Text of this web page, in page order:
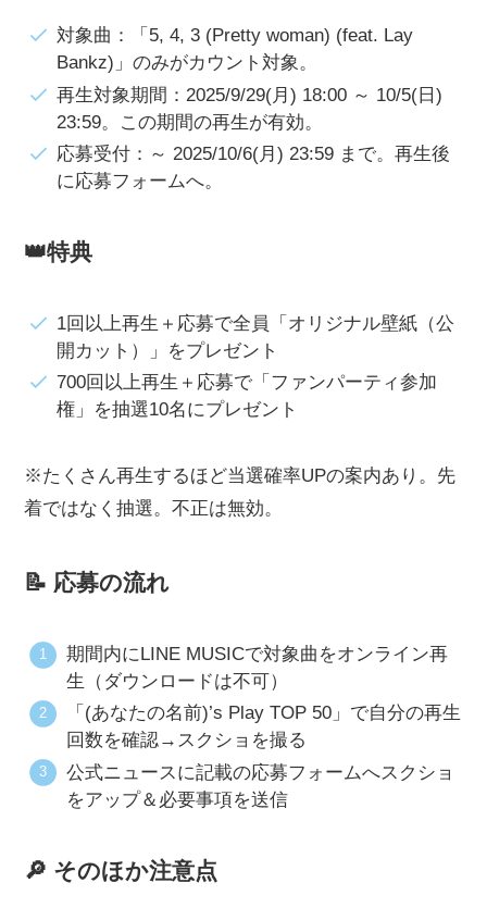
対象曲：「5, 4, 3 (Pretty woman) (feat. Lay
Bankz)」のみがカウント対象。
再生対象期間：2025/9/29(月) 18:00 ～ 10/5(日)
23:59。この期間の再生が有効。
応募受付：～ 2025/10/6(月) 23:59 まで。再生後
に応募フォームへ。
👑特典
1回以上再生＋応募で全員「オリジナル壁紙（公
開カット）」をプレゼント
700回以上再生＋応募で「ファンパーティ参加
権」を抽選10名にプレゼント
※たくさん再生するほど当選確率UPの案内あり。先
着ではなく抽選。不正は無効。
📝 応募の流れ
期間内にLINE MUSICで対象曲をオンライン再
生（ダウンロードは不可）
「(あなたの名前)’s Play TOP 50」で自分の再生
回数を確認→スクショを撮る
公式ニュースに記載の応募フォームへスクショ
をアップ＆必要事項を送信
🔎 そのほか注意点